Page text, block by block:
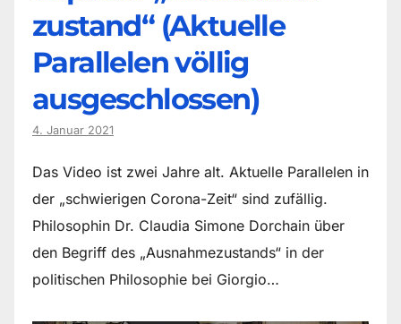
zustand“ (Aktuelle
Parallelen völlig
ausgeschlossen)
4. Januar 2021
Das Video ist zwei Jahre alt. Aktuelle Parallelen in
der „schwierigen Corona-Zeit“ sind zufällig.
Philosophin Dr. Claudia Simone Dorchain über
den Begriff des „Ausnahmezustands“ in der
politischen Philosophie bei Giorgio…